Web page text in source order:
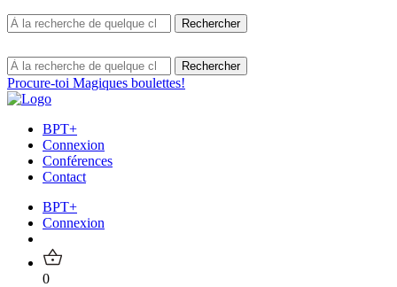
Procure-toi Magiques boulettes!
BPT+
Connexion
Conférences
Contact
BPT+
Connexion
0